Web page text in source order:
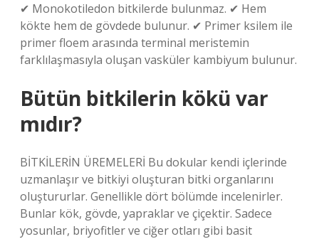
✔ Monokotiledon bitkilerde bulunmaz. ✔ Hem
kökte hem de gövdede bulunur. ✔ Primer ksilem ile
primer floem arasında terminal meristemin
farklılaşmasıyla oluşan vasküler kambiyum bulunur.
Bütün bitkilerin kökü var
mıdır?
BİTKİLERİN ÜREMELERİ Bu dokular kendi içlerinde
uzmanlaşır ve bitkiyi oluşturan bitki organlarını
oluştururlar. Genellikle dört bölümde incelenirler.
Bunlar kök, gövde, yapraklar ve çiçektir. Sadece
yosunlar, briyofitler ve ciğer otları gibi basit